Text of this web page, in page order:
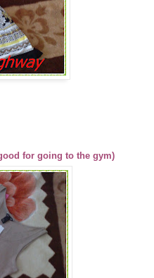
for going to the gym)